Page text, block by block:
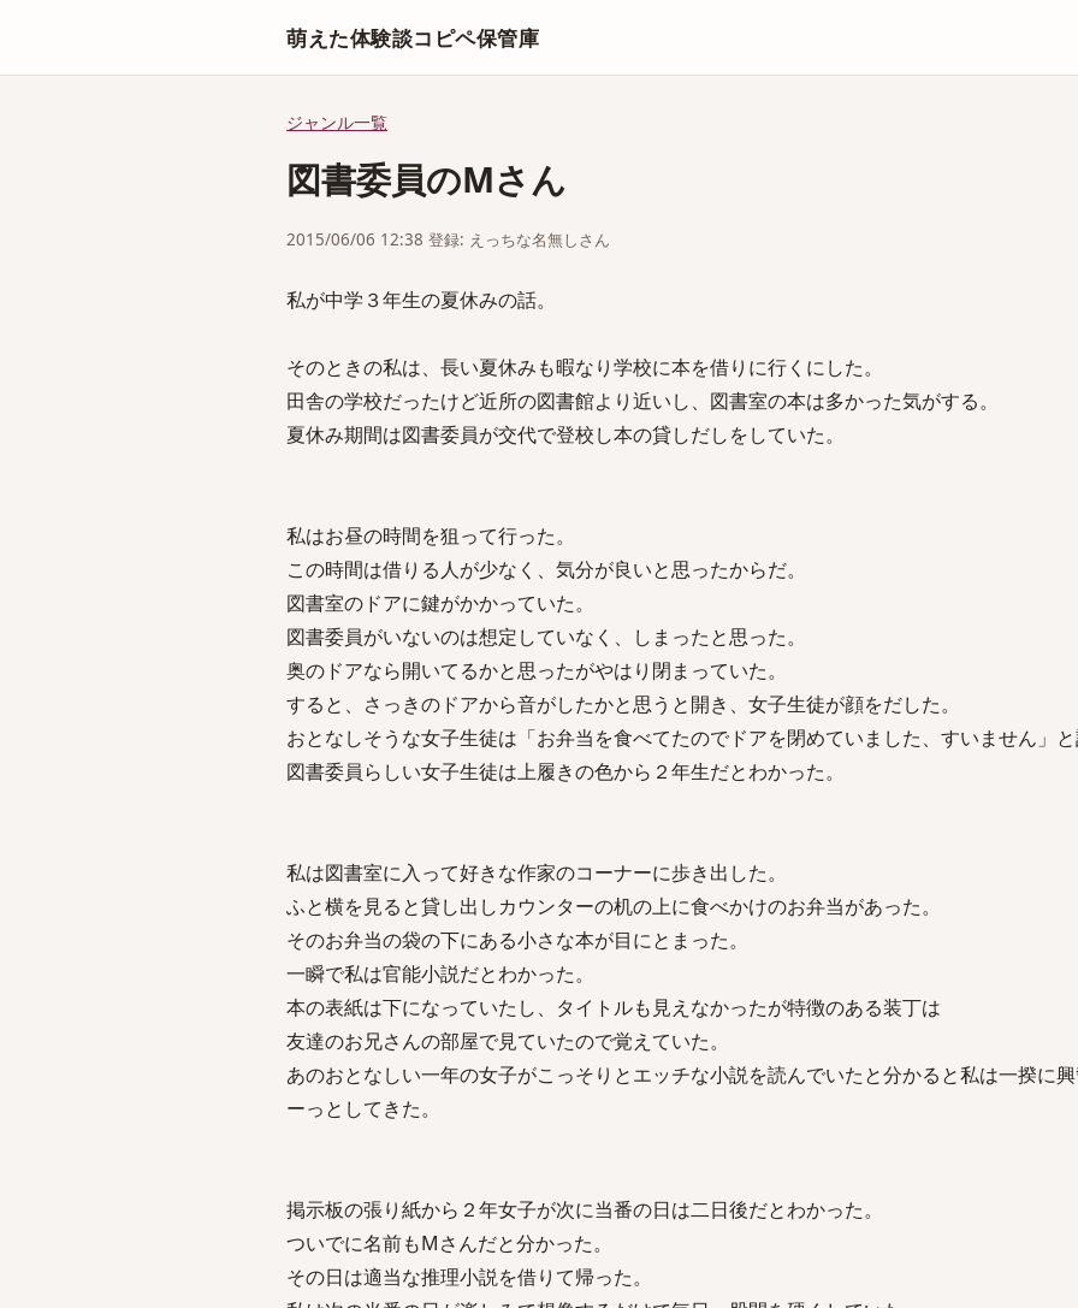
萌えた体験談コピペ保管庫
ジャンル一覧
図書委員のMさん
2015/06/06 12:38 登録: えっちな名無しさん
私が中学３年生の夏休みの話。
そのときの私は、長い夏休みも暇なり学校に本を借りに行くにした。
田舎の学校だったけど近所の図書館より近いし、図書室の本は多かった気がする。
夏休み期間は図書委員が交代で登校し本の貸しだしをしていた。
私はお昼の時間を狙って行った。
この時間は借りる人が少なく、気分が良いと思ったからだ。
図書室のドアに鍵がかかっていた。
図書委員がいないのは想定していなく、しまったと思った。
奥のドアなら開いてるかと思ったがやはり閉まっていた。
すると、さっきのドアから音がしたかと思うと開き、女子生徒が顔をだした。
おとなしそうな女子生徒は「お弁当を食べてたのでドアを閉めていました、すいません」と
図書委員らしい女子生徒は上履きの色から２年生だとわかった。
私は図書室に入って好きな作家のコーナーに歩き出した。
ふと横を見ると貸し出しカウンターの机の上に食べかけのお弁当があった。
そのお弁当の袋の下にある小さな本が目にとまった。
一瞬で私は官能小説だとわかった。
本の表紙は下になっていたし、タイトルも見えなかったが特徴のある装丁は
友達のお兄さんの部屋で見ていたので覚えていた。
あのおとなしい一年の女子がこっそりとエッチな小説を読んでいたと分かると私は一揆に
ーっとしてきた。
掲示板の張り紙から２年女子が次に当番の日は二日後だとわかった。
ついでに名前もMさんだと分かった。
その日は適当な推理小説を借りて帰った。